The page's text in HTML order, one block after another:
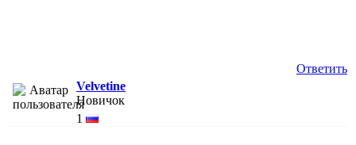
Ответить
Velvetine
Новичок
1